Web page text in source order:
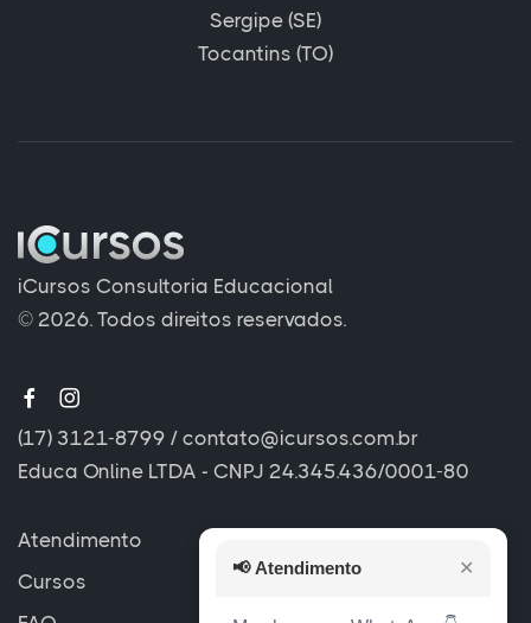
Sergipe (SE)
Tocantins (TO)
iCursos Consultoria Educacional
© 2026. Todos direitos reservados.
(17) 3121-8799 / contato@icursos.com.br
Educa Online LTDA - CNPJ 24.345.436/0001-80
Atendimento
Cursos
📢 Atendimento ✕